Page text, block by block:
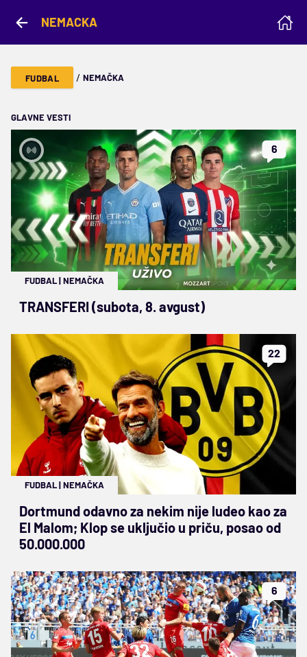
NEMACKA
FUDBAL / NEMAČKA
GLAVNE VESTI
6
FUDBAL|NEMAČKA
TRANSFERI (subota, 8. avgust)
22
FUDBAL|NEMAČKA
Dortmund odavno za nekim nije ludeo kao za
El Malom; Klop se uključio u priču, posao od
50.000.000
6